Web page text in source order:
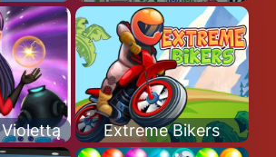
Extreme Bikers